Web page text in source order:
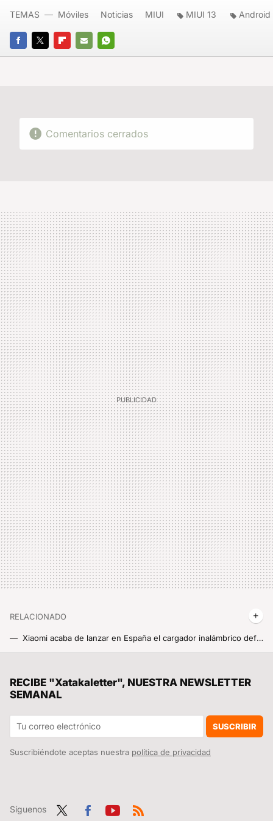
FACEBOOK
TWITTERFLIPBOARD
E-
WHATSAPP
TEMAS Móviles Noticias MIUI MIUI 13 Android
Comentarios cerrados
RELACIONADO
Xiaomi acaba de lanzar en España el cargador inalámbrico definitivo para usar en tu coche: carga a 50 W y disipa el calor para proteger a tu móvil
Xiaomi lo está petando en la gama alta. Los Xiaomi 15 son sólo la confirmación de que otras marcas tienen muchos motivos para preocuparse
RECIBE "Xatakaletter", NUESTRA NEWSLETTER
SEMANAL
SUSCRIBIR
Suscribiéndote aceptas nuestra política de privacidad
Síguenos